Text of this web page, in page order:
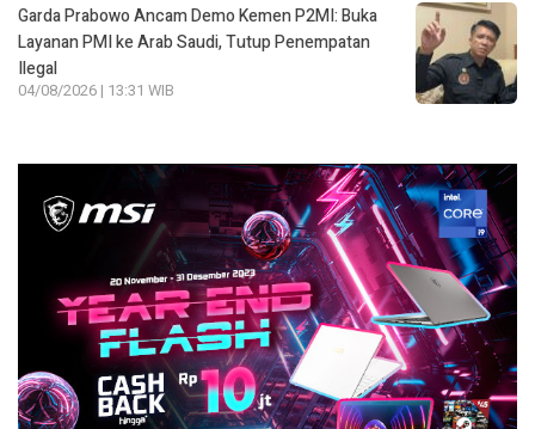
Garda Prabowo Ancam Demo Kemen P2MI: Buka
Layanan PMI ke Arab Saudi, Tutup Penempatan
Ilegal
04/08/2026 | 13:31 WIB